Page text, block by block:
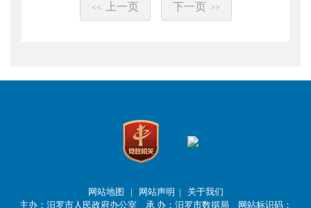
<< 上一页 下一页 >>
网站地图 | 网站声明 |
关于我们
主办：汨罗市人民政府办公室 承 办：汨罗市数据局 网站标识码：